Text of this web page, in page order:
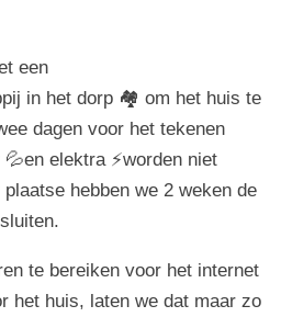
een
in het dorp 🏘️ om het huis te
dagen voor het tekenen
elektra ⚡worden niet
hebben we 2 weken de
te bereiken voor het internet
het huis, laten we dat maar zo